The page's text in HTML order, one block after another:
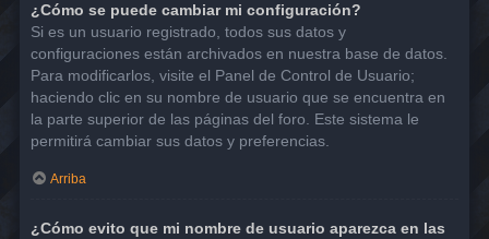
¿Cómo se puede cambiar mi configuración?
Si es un usuario registrado, todos sus datos y
configuraciones están archivados en nuestra base de datos.
Para modificarlos, visite el Panel de Control de Usuario;
haciendo clic en su nombre de usuario que se encuentra en
la parte superior de las páginas del foro. Este sistema le
permitirá cambiar sus datos y preferencias.
Arriba
¿Cómo evito que mi nombre de usuario aparezca en las